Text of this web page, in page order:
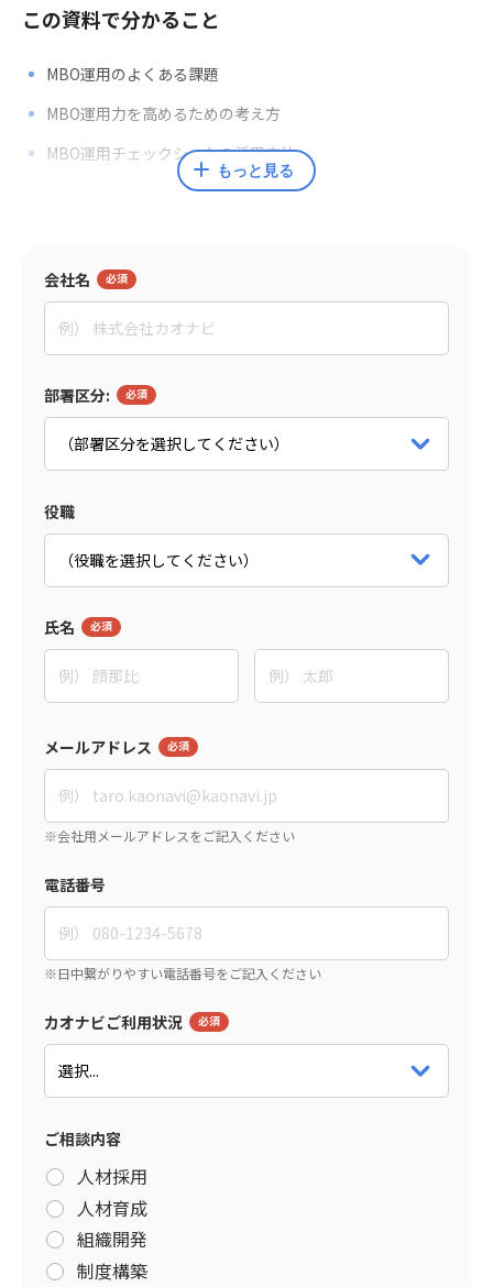
この資料で分かること
MBO運用のよくある課題
MBO運用力を高めるための考え方
MBO運用チェックシートの活用方法
島森 俊央
グローセンパートナー
もっと見る
会社名
部署区分:
役職
氏名
メールアドレス
電話番号
カオナビご利用状況
ご相談内容
人材採用
人材育成
組織開発
制度構築